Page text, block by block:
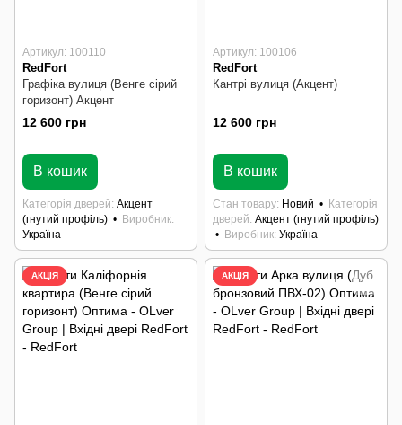
Артикул: 100110
RedFort
Графіка вулиця (Венге сірий
горизонт) Акцент
12 600 грн
В кошик
Категорія дверей Акцент
(гнутий профіль)
Виробник
Україна
Артикул: 100106
RedFort
Кантрі вулиця (Акцент)
12 600 грн
В кошик
Стан товару Новий
Категорія
дверей Акцент (гнутий профіль)
Виробник Україна
АКЦІЯ АКЦІЯ